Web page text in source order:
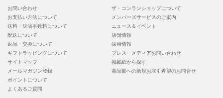
お問い合わせ
お支払い方法について
送料・決済手数料について
配送について
返品・交換について
ギフトラッピングについて
サイトマップ
メールマガジン登録
ポイントについて
よくあるご質問
ザ・コンランショップについて
メンバーズサービスのご案内
ニュース＆イベント
店舗情報
採用情報
プレス・メディアお問い合わせ
掲載紙から探す
商品部への新規お取引希望のお問合せ